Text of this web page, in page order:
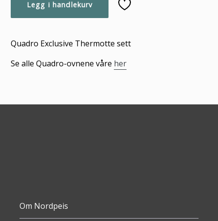
Legg i handlekurv
til
i
Quadro Exclusive Thermotte sett
Se alle Quadro-ovnene våre her
Om Nordpeis